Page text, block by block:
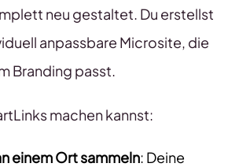
neu gestaltet. Du erstellst
anpassbare Microsite, die
Branding passt.
machen kannst:
einem Ort sammeln: Deine